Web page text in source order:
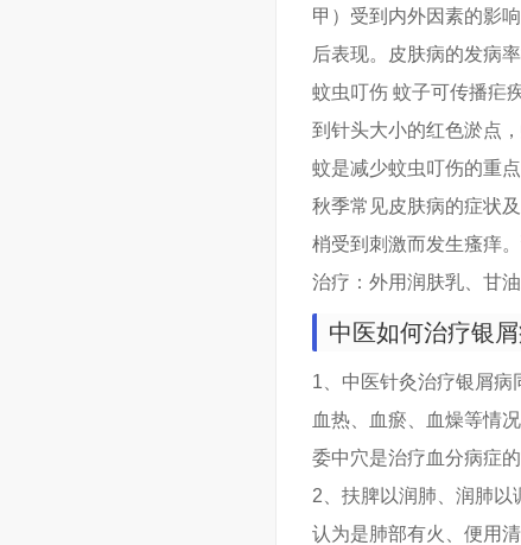
甲）受到内外因素的影
后表现。皮肤病的发病
蚊虫叮伤 蚊子可传播疟
到针头大小的红色淤点
蚊是减少蚊虫叮伤的重
秋季常见皮肤病的症状
梢受到刺激而发生瘙痒
治疗：外用润肤乳、甘
中医如何治疗银
1、中医针灸治疗银屑
血热、血瘀、血燥等情
委中穴是治疗血分病症
2、扶脾以润肺、润肺以
认为是肺部有火、便用